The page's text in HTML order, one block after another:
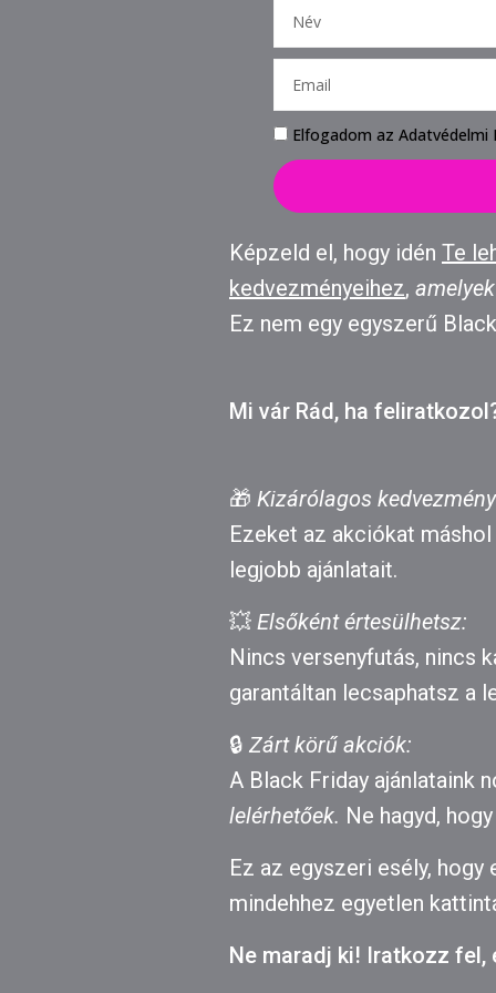
Elfogadom az
Képzeld el, hogy idén Te
kedvezményeihez,
Ez nem egy egyszerű
Mi vár Rád, ha
🎁 Kizárólagos
Ezeket az akciókat
legjobb ajánlatait.
💥 Elsőként értesülhetsz:
Nincs versenyfutás, nincs
garantáltan lecsaphatsz a
🔒 Zárt körű akciók:
A Black Friday ajánlataink
lelérhetőek. Ne hagyd,
Ez az egyszeri esély,
mindehhez egyetlen
Ne maradj ki! Iratkozz fel,